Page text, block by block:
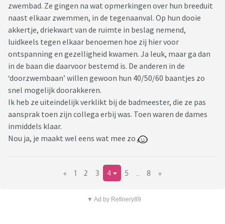
zwembad. Ze gingen na wat opmerkingen over hun breeduit
naast elkaar zwemmen, in de tegenaanval. Op hun dooie
akkertje, driekwart van de ruimte in beslag nemend,
luidkeels tegen elkaar benoemen hoe zij hier voor
ontspanning en gezelligheid kwamen. Ja leuk, maar ga dan
in de baan die daarvoor bestemd is. De anderen in de
‘doorzwembaan’ willen gewoon hun 40/50/60 baantjes zo
snel mogelijk doorakkeren.
Ik heb ze uiteindelijk verklikt bij de badmeester, die ze pas
aansprak toen zijn collega erbij was. Toen waren de dames
inmiddels klaar.
Nou ja, je maakt wel eens wat mee zo
« 1 2 3 4 5 8 »
▼ Ad by Refinery89